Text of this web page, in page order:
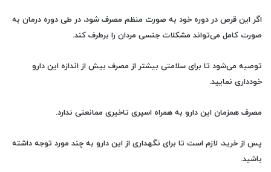
اگر این قرص در دوره خود به صورت منظم مصرف شود، در طی دوره درمان به
صورت کامل می‌تواند مشکلات جنسی مردان را برطرف کند.
توصیه می‌شود تا برای سلامتی بیشتر از مصرف بیش از اندازه این دارو
خودداری نمایید.
مصرف همزمان این دارو به همراه اسپری تاخیری ممانعتی ندارد.
پس از خرید، لازم است تا برای نگهداری از این دارو به چند مورد توجه داشته
باشید.